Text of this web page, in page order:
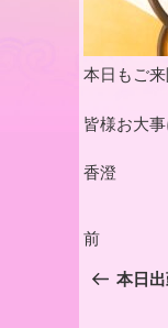
本日もご
皆様お大
香澄
投
稿
前
投
前
本日